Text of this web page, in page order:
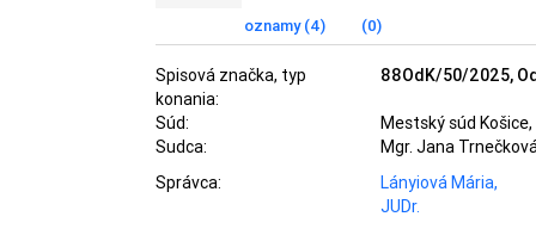
oznamy (4)
(0)
Spisová značka, typ
konania:
88OdK/50/2025,
Súd:
Mestský súd
Sudca:
Mgr. Jana
Správca:
Lányiová Mária,
JUDr.